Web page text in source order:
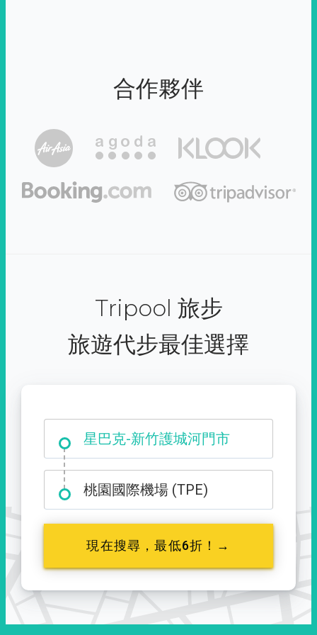
合作夥伴
Tripool 旅步
旅遊代步最佳選擇
星巴克-新竹護城河門市
大霸尖山登山口
桃園國際機場 (TPE)
現在搜尋，最低6折！→